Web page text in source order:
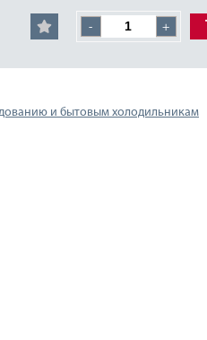
- +
и бытовым холодильникам